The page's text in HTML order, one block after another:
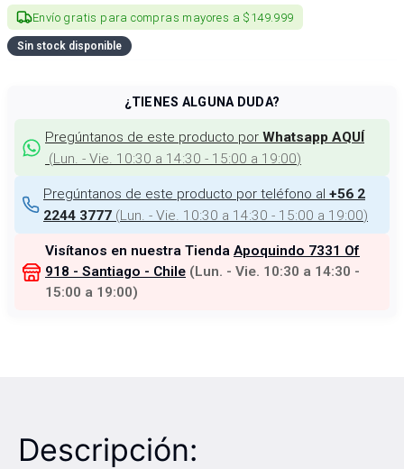
Envío gratis para compras mayores a $149.999
Sin stock disponible
¿TIENES ALGUNA DUDA?
Pregúntanos de este producto por Whatsapp AQUÍ
(Lun. - Vie. 10:30 a 14:30 - 15:00 a 19:00)
Pregúntanos de este producto por teléfono al +56 2
2244 3777 (Lun. - Vie. 10:30 a 14:30 - 15:00 a 19:00)
Visítanos en nuestra Tienda Apoquindo 7331 Of
918 - Santiago - Chile (Lun. - Vie. 10:30 a 14:30 -
15:00 a 19:00)
Descripción: